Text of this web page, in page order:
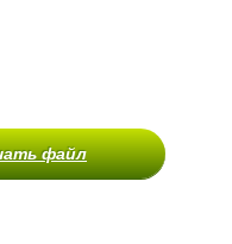
файл